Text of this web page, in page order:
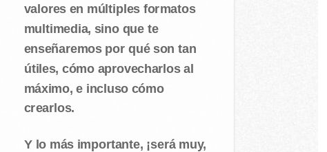
valores en múltiples formatos
multimedia, sino que te
enseñaremos por qué son tan
útiles, cómo aprovecharlos al
máximo, e incluso cómo
crearlos.
Y lo más importante, ¡será muy,